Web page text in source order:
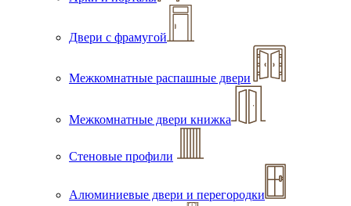
Двери с фрамугой
Межкомнатные распашные двери
Межкомнатные двери книжка
Стеновые профили
Алюминиевые двери и перегородки